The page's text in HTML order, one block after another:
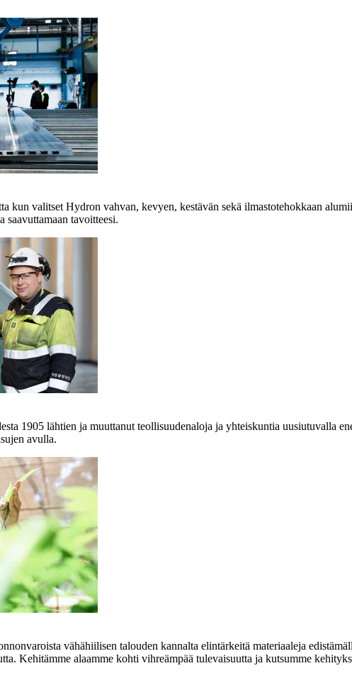
kun valitset Hydron vahvan, kevyen, kestävän sekä ilmastotehokkaan
saavuttamaan tavoitteesi.
1905 lähtien ja muuttanut teollisuudenaloja ja yhteiskuntia uusiutuvalla
avulla.
vähähiilisen talouden kannalta elintärkeitä materiaaleja
Kehitämme alaamme kohti vihreämpää tulevaisuutta ja kutsumme